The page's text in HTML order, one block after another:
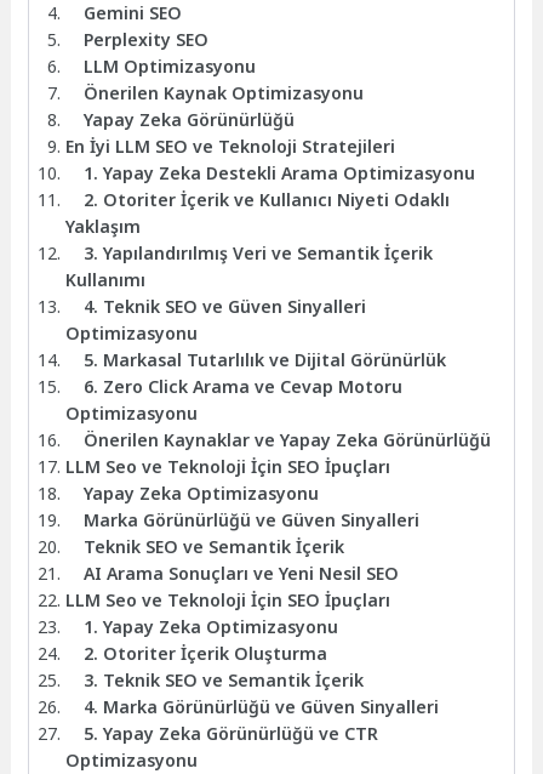
Gemini SEO
Perplexity SEO
LLM Optimizasyonu
Önerilen Kaynak Optimizasyonu
Yapay Zeka Görünürlüğü
En İyi LLM SEO ve Teknoloji Stratejileri
1. Yapay Zeka Destekli Arama Optimizasyonu
2. Otoriter İçerik ve Kullanıcı Niyeti Odaklı
Yaklaşım
3. Yapılandırılmış Veri ve Semantik İçerik
Kullanımı
4. Teknik SEO ve Güven Sinyalleri
Optimizasyonu
5. Markasal Tutarlılık ve Dijital Görünürlük
6. Zero Click Arama ve Cevap Motoru
Optimizasyonu
Önerilen Kaynaklar ve Yapay Zeka Görünürlüğü
LLM Seo ve Teknoloji İçin SEO İpuçları
Yapay Zeka Optimizasyonu
Marka Görünürlüğü ve Güven Sinyalleri
Teknik SEO ve Semantik İçerik
AI Arama Sonuçları ve Yeni Nesil SEO
LLM Seo ve Teknoloji İçin SEO İpuçları
1. Yapay Zeka Optimizasyonu
2. Otoriter İçerik Oluşturma
3. Teknik SEO ve Semantik İçerik
4. Marka Görünürlüğü ve Güven Sinyalleri
5. Yapay Zeka Görünürlüğü ve CTR
Optimizasyonu